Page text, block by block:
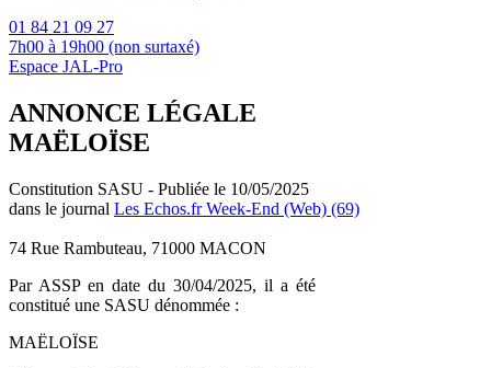
01 84 21 09 27
7h00 à 19h00 (non surtaxé)
Espace JAL-Pro
ANNONCE LÉGALE
MAËLOÏSE
Constitution SASU - Publiée le 10/05/2025
dans le journal Les Echos.fr Week-End (Web) (69)
74 Rue Rambuteau, 71000 MACON
Par ASSP en date du 30/04/2025, il a été
constitué une SASU dénommée :
MAËLOÏSE